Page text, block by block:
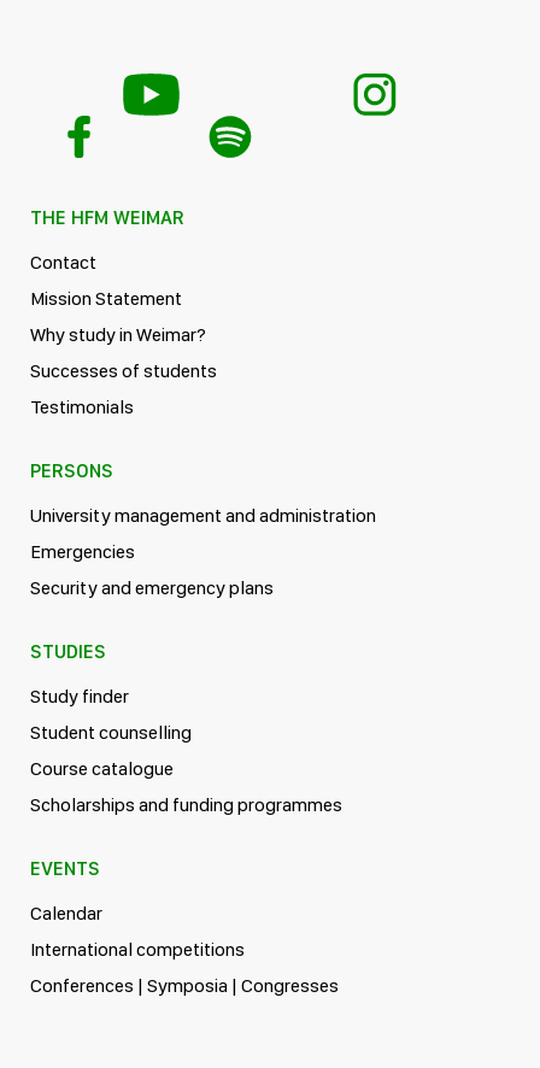
THE HFM WEIMAR
Contact
Mission Statement
Why study in Weimar?
Successes of students
Testimonials
PERSONS
University management and administration
Emergencies
Security and emergency plans
STUDIES
Study finder
Student counselling
Course catalogue
Scholarships and funding programmes
EVENTS
Calendar
International competitions
Conferences | Symposia | Congresses